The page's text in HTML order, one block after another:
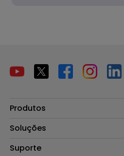
Produtos
Projetores
Telas Interativas
Soluções
B2B
Suporte